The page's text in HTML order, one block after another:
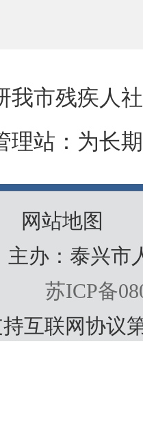
我市残疾人
理站：为长
网站地图
主办：泰兴市
苏ICP备
持互联网协